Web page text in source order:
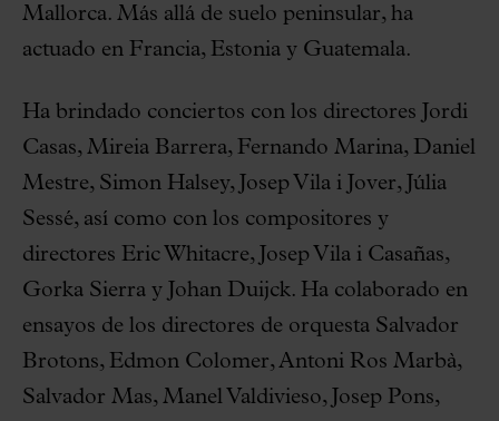
Mallorca. Más allá de suelo peninsular, ha
actuado en Francia, Estonia y Guatemala.
Ha brindado conciertos con los directores Jordi
Casas, Mireia Barrera, Fernando Marina, Daniel
Mestre, Simon Halsey, Josep Vila i Jover, Júlia
Sessé, así como con los compositores y
directores Eric Whitacre, Josep Vila i Casañas,
Gorka Sierra y Johan Duijck. Ha colaborado en
ensayos de los directores de orquesta Salvador
Brotons, Edmon Colomer, Antoni Ros Marbà,
Salvador Mas, Manel Valdivieso, Josep Pons,